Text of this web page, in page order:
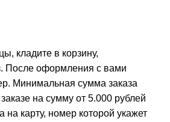
кладите в корзину,
После оформления с вами
Минимальная сумма заказа
на сумму от 5.000 рублей
карту, номер которой укажет